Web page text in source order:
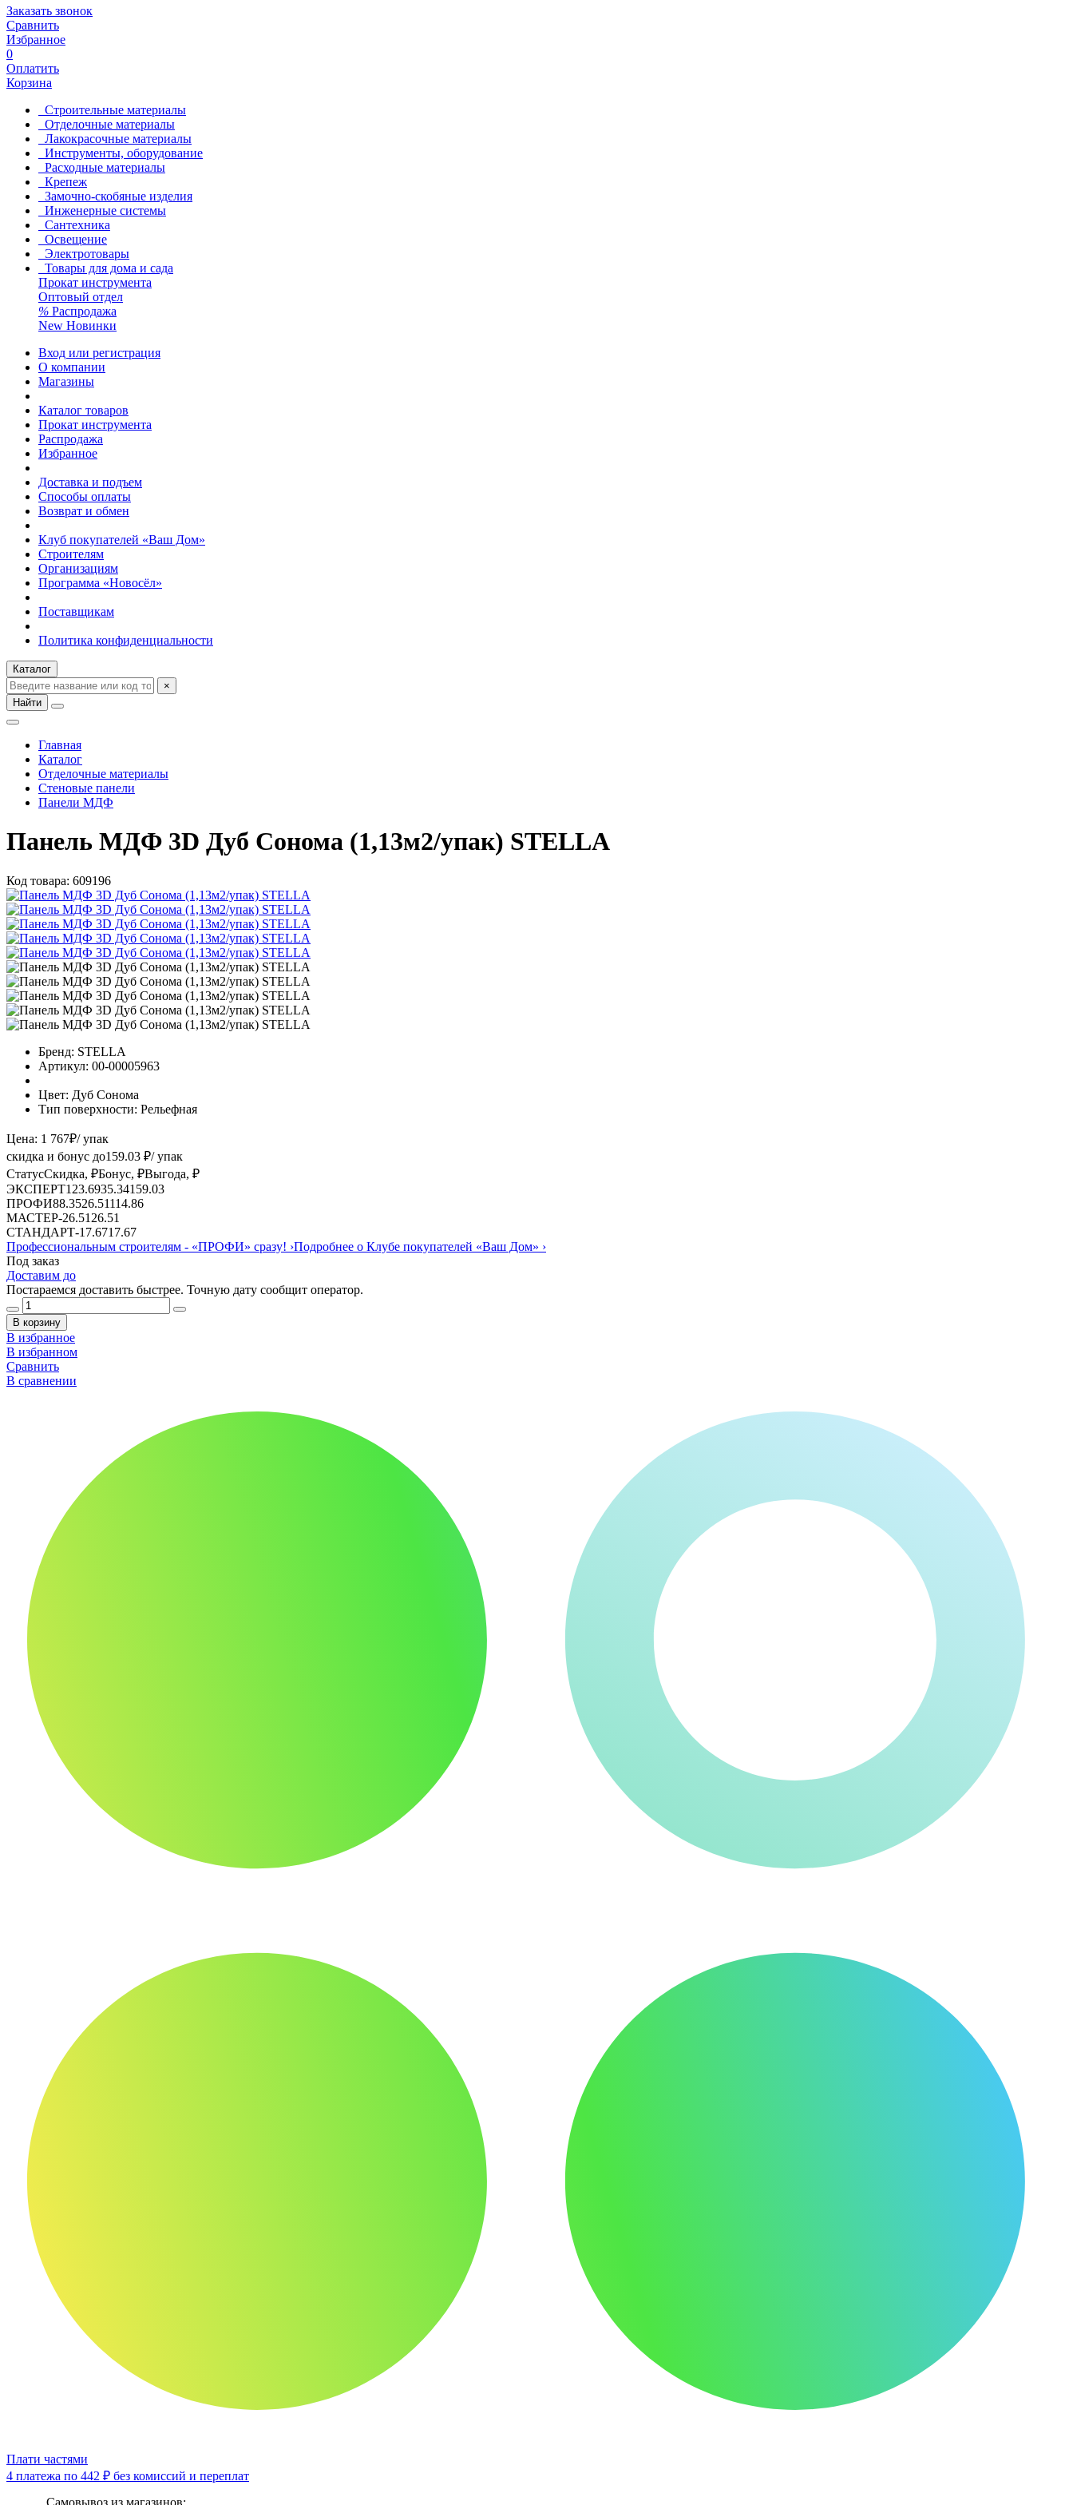
Заказать звонок
Сравнить
Избранное
0
Оплатить
Корзина
Строительные материалы
Отделочные материалы
Лакокрасочные материалы
Инструменты, оборудование
Расходные материалы
Крепеж
Замочно-скобяные изделия
Инженерные системы
Сантехника
Освещение
Электротовары
Товары для дома и сада
Прокат инструмента
Оптовый отдел
% Распродажа
New Новинки
Вход или регистрация
О компании
Магазины
Каталог товаров
Прокат инструмента
Распродажа
Избранное
Доставка и подъем
Способы оплаты
Возврат и обмен
Клуб покупателей «Ваш Дом»
Строителям
Организациям
Программа «Новосёл»
Поставщикам
Политика конфиденциальности
Каталог
×
Найти
Главная
Каталог
Отделочные материалы
Стеновые панели
Панели МДФ
Панель МДФ 3D Дуб Сонома (1,13м2/упак) STELLA
Код товара: 609196
Бренд: STELLA
Артикул: 00-00005963
Цвет: Дуб Сонома
Тип поверхности: Рельефная
Цена: 1 767₽/ упак
скидка и бонус до159.03 ₽/ упак
СтатусСкидка, ₽Бонус, ₽Выгода, ₽
ЭКСПЕРТ123.6935.34159.03
ПРОФИ88.3526.51114.86
МАСТЕР-26.51 26.51
СТАНДАРТ-17.6717.67
Профессиональным строителям - «ПРОФИ» сразу! ›Подробнее о Клубе покупателей «Ваш Дом» ›
Под заказ
Доставим до
Постараемся доставить быстрее. Точную дату сообщит оператор.
В корзину
В избранное
В избранном
Сравнить
В сравнении
Плати частями
4 платежа по 442 ₽ без комиссий и переплат
Самовывоз из магазинов: